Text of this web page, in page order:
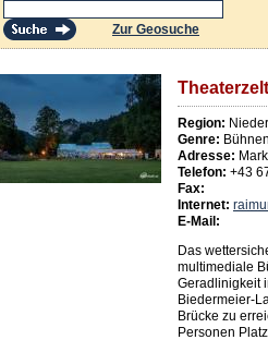
Zur Geosuche
Region:
Genre:
Adresse:
Telefon: +43
Fax:
Internet:
E-Mail:
Das
multimediale
Geradlinigkeit
Biedermeier-
Brücke zu
Personen